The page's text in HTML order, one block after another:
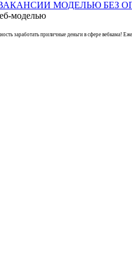
заработать приличные деньги в сфере вебкама!